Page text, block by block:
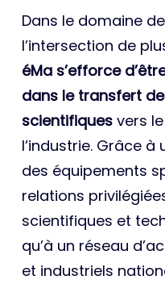
Dans le domaine
l’intersection de
éMa s’efforce
dans le transfert
scientifiques vers
l’industrie. Grâce
des équipements
relations
scientifiques et
qu’à un réseau
et industriels